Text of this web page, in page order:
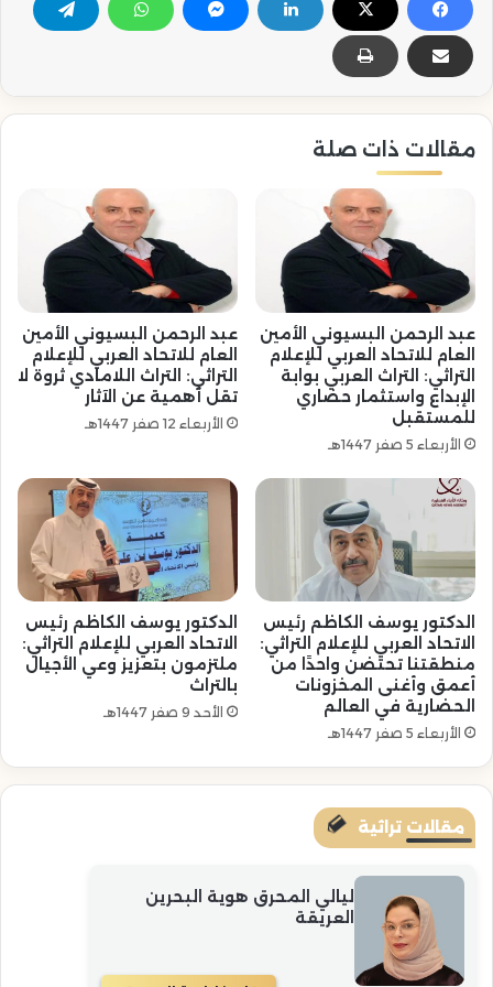
مقالات ذات صلة
عبد الرحمن البسيوني الأمين
العام للاتحاد العربي للإعلام
التراثي: التراث العربي بوابة
الإبداع واستثمار حضاري
للمستقبل
الأربعاء 5 صفر 1447هـ
عبد الرحمن البسيوني الأمين
العام للاتحاد العربي للإعلام
التراثي: التراث اللامادي ثروة لا
تقل أهمية عن الآثار
الأربعاء 12 صفر 1447هـ
الدكتور يوسف الكاظم رئيس
الاتحاد العربي للإعلام التراثي:
منطقتنا تحتضن واحدًا من
أعمق وأغنى المخزونات
الحضارية في العالم
الأربعاء 5 صفر 1447هـ
الدكتور يوسف الكاظم رئيس
الاتحاد العربي للإعلام التراثي:
ملتزمون بتعزيز وعي الأجيال
بالتراث
الأحد 9 صفر 1447هـ
مقالات تراثية
ليالي المحرق هوية البحرين
العريقة